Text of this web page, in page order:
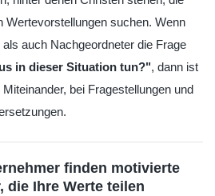
Wertevorstellungen suchen. Wenn
auch Nachgeordneter die Frage
in dieser Situation tun?", dann ist
bei Fragestellungen und
finden motivierte
die Ihre Werte teilen